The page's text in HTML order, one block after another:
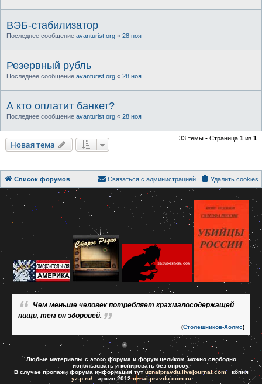
ВЭБ-стабилизатор
Последнее сообщение avanturist.org « 28 ноя
Резервный рубль
Последнее сообщение avanturist.org « 28 ноя
А кто оплатит банкет?
Последнее сообщение avanturist.org « 28 ноя
Новая тема
33 темы • Страница 1 из 1
Список форумов Удалить cookies
Связаться с администрацией
Чем меньше человек потребляет крахмалосодержащей
пищи, тем он здоровей.
(Столешников-Холмс)
Любые материалы с этого форума и форум целиком, можно свободно
использовать и копировать без спросу.
В случае пропажи форума информация тутuznaipravdu.livejournal.comкопия
yz-p.ru/архив 2012uznai-pravdu.com.ru